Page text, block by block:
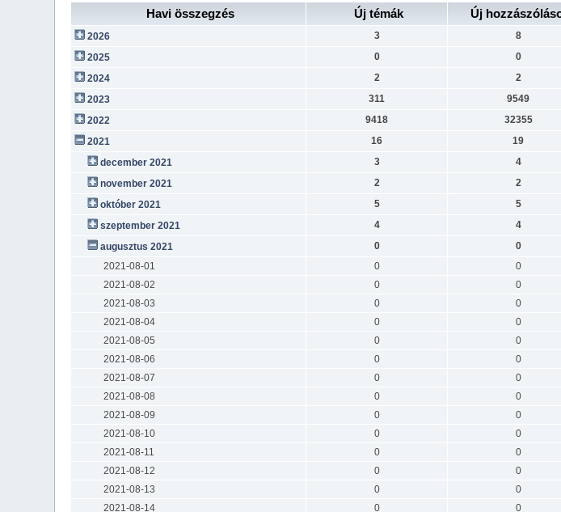
Havi összegzés
Új témák Új
2026 3 8
2025
0 0
2024
2 2
2023
311 9549
2022
9418 32355
2021
16 19
december 2021
3 4
november 2021
2 2
október 2021
5 5
szeptember 2021
4 4
augusztus 2021
0 0
2021-08-01
0 0
2021-08-02
0 0
2021-08-03
0 0
2021-08-04
0 0
2021-08-05
0 0
2021-08-06
0 0
2021-08-07
0 0
2021-08-08
0 0
2021-08-09
0 0
2021-08-10
0 0
2021-08-11
0 0
2021-08-12
0 0
2021-08-13
0 0
2021-08-14
0 0